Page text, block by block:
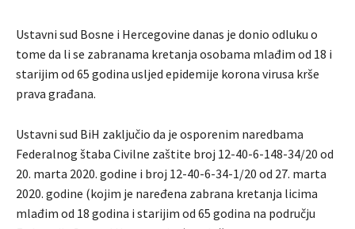
Ustavni sud Bosne i Hercegovine danas je donio odluku o
tome da li se zabranama kretanja osobama mlađim od 18 i
starijim od 65 godina usljed epidemije korona virusa krše
prava građana.
Ustavni sud BiH zaključio da je osporenim naredbama
Federalnog štaba Civilne zaštite broj 12-40-6-148-34/20 od
20. marta 2020. godine i broj 12-40-6-34-1/20 od 27. marta
2020. godine (kojim je naređena zabrana kretanja licima
mlađim od 18 godina i starijim od 65 godina na području